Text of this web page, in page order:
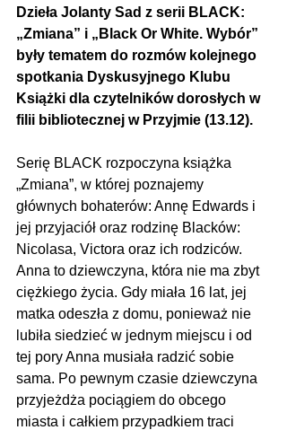
Dzieła Jolanty Sad z serii BLACK:
„Zmiana” i „Black Or White. Wybór”
były tematem do rozmów kolejnego
spotkania Dyskusyjnego Klubu
Książki dla czytelników dorosłych w
filii bibliotecznej w Przyjmie (13.12).
Serię BLACK rozpoczyna książka
„Zmiana”, w której poznajemy
głównych bohaterów: Annę Edwards i
jej przyjaciół oraz rodzinę Blacków:
Nicolasa, Victora oraz ich rodziców.
Anna to dziewczyna, która nie ma zbyt
ciężkiego życia. Gdy miała 16 lat, jej
matka odeszła z domu, ponieważ nie
lubiła siedzieć w jednym miejscu i od
tej pory Anna musiała radzić sobie
sama. Po pewnym czasie dziewczyna
przyjeżdża pociągiem do obcego
miasta i całkiem przypadkiem traci